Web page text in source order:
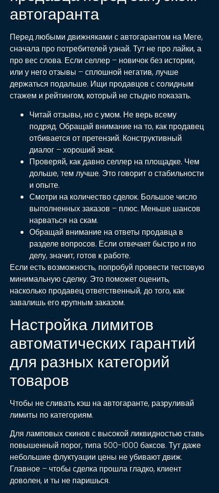
автогаранта
Перед любыми движняками с автогарантом на Меге,
сначала про потребителей узнай. Тут не про лайки, а
про вес слова. Если селлер – новичок без истории,
или у него отзывы – сплошной негатив, лучше
держаться подальше. Ищи продавцов с солидным
стажем и рейтингом, который не стыдно показать.
Читай отзывы, но с умом. Не верь всему
подряд. Обращай внимание на то, как продавец
отбивается от претензий. Конструктивный
диалог – хороший знак.
Проверяй, как давно селлер на площадке. Чем
дольше, тем лучше. Это говорит о стабильности
и опыте.
Смотри на количество сделок. Большое число
выполненных заказов – плюс. Меньше шансов
нарваться на скам.
Обращай внимание на ответы продавца в
разделе вопросов. Если отвечает быстро и по
делу, значит, готов к работе.
Если есть возможность, попробуй провести тестовую
минимальную сделку. Это поможет оценить,
насколько продавец ответственный, до того, как
завалишь его крупным заказом.
Настройка лимитов
автоматических гарантий
для разных категорий
товаров
Чтобы не сливать кэш на автогаранте, разруливай
лимиты по категориям.
Для ламповых скинов с высокой ликвидностью ставь
повышенный порог, типа 500-1000 баксов. Тут даже
небольшие флуктуации цены не убивают движ.
Главное – чтобы сделка прошла гладко, клиент
доволен, и ты не паришься.